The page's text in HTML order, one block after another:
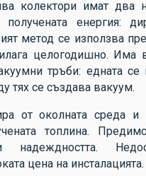
колектори имат два
енергия:
метод се използва
целогодишно. Има
тръби: едната се
тях се създава вакуум.
от околната среда и
топлина.
надеждността.
цена на инсталацията.